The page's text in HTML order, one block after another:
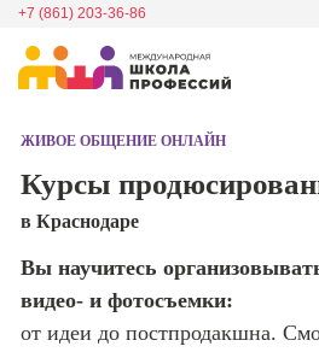
+7 (861) 203-36-86
Школа дизайна
программирования
Школа психологии
ЖИВОЕ ОБЩЕНИЕ ОНЛАЙН
Курсы
в Краснодаре
Вы научитесь
видео- и фотосъемки:
от идеи до постпродакшна.